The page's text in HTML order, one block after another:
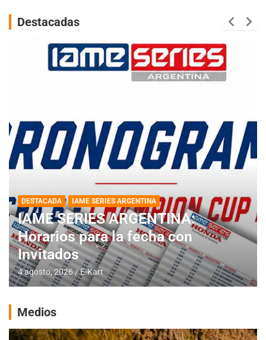
Destacadas
DESTACADA IAME SERIES ARGENTINA
IAME SERIES ARGENTINA:
Horarios para la fecha con
Invitados
4 agosto, 2026 E-Kart
Medios